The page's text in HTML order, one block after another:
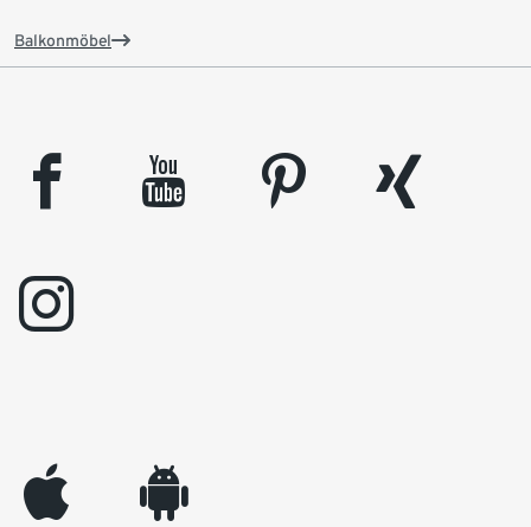
Balkonmöbel
facebook youtube pinterest
xing
instagram
appleinc android